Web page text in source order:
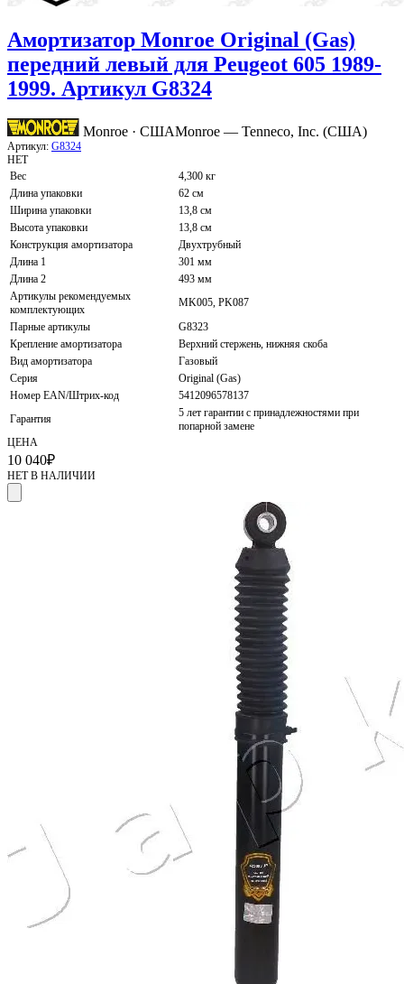
Амортизатор Monroe Original (Gas)
передний левый для Peugeot 605 1989-
1999. Артикул G8324
Monroe · СШАMonroe — Tenneco, Inc. (США)
Артикул: G8324
НЕТ
Вес
4,300 кг
Длина упаковки
62 см
Ширина упаковки
13,8 см
Высота упаковки
13,8 см
Конструкция амортизатора
Двухтрубный
Длина 1
301 мм
Длина 2
493 мм
Артикулы рекомендуемых
комплектующих
MK005, PK087
Парные артикулы
G8323
Крепление амортизатора
Верхний стержень, нижняя скоба
Вид амортизатора
Газовый
Серия
Original (Gas)
Номер EAN/Штрих-код
5412096578137
Гарантия
5 лет гарантии с принадлежностями при
попарной замене
ЦЕНА
10 040₽
НЕТ В НАЛИЧИИ